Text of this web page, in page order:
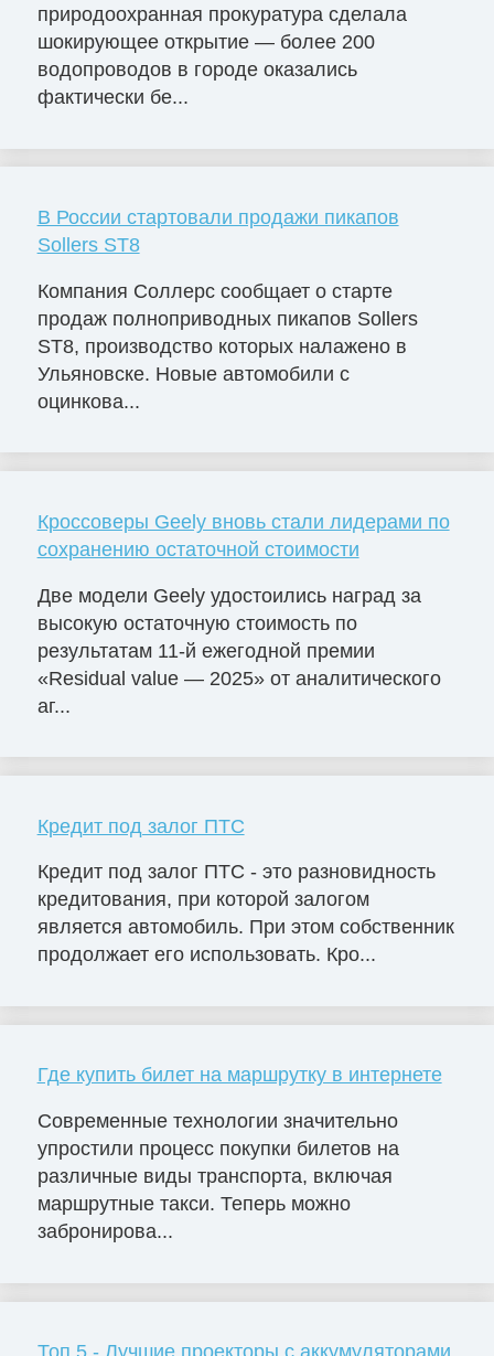
природоохранная прокуратура сделала
шокирующее открытие — более 200
водопроводов в городе оказались
фактически бе...
В России стартовали продажи пикапов
Sollers ST8
Компания Соллерс сообщает о старте
продаж полноприводных пикапов Sollers
ST8, производство которых налажено в
Ульяновске. Новые автомобили с
оцинкова...
Кроссоверы Geely вновь стали лидерами по
сохранению остаточной стоимости
Две модели Geely удостоились наград за
высокую остаточную стоимость по
результатам 11-й ежегодной премии
«Residual value — 2025» от аналитического
аг...
Кредит под залог ПТС
Кредит под залог ПТС - это разновидность
кредитования, при которой залогом
является автомобиль. При этом собственник
продолжает его использовать. Кро...
Где купить билет на маршрутку в интернете
Современные технологии значительно
упростили процесс покупки билетов на
различные виды транспорта, включая
маршрутные такси. Теперь можно
забронирова...